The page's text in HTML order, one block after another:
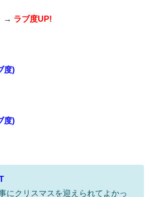
→ ラブ度UP!
度)
度)
にクリスマスを迎えられてよかっ